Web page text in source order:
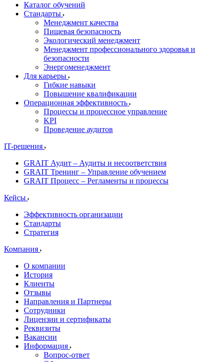
Каталог обучений
Стандарты
Менеджмент качества
Пищевая безопасность
Экологический менеджмент
Менеджмент профессионального здоровья и
безопасности
Энергоменеджмент
Для карьеры
Гибкие навыки
Повышение квалификации
Операционная эффективность
Процессы и процессное управление
KPI
Проведение аудитов
IT-решения
GRAIT Аудит – Аудиты и несоответствия
GRAIT Тренинг – Управление обучением
GRAIT Процесс – Регламенты и процессы
Кейсы
Эффективность организации
Стандарты
Стратегия
Компания
О компании
История
Клиенты
Отзывы
Направления и Партнеры
Сотрудники
Лицензии и сертификаты
Реквизиты
Вакансии
Информация
Вопрос-ответ